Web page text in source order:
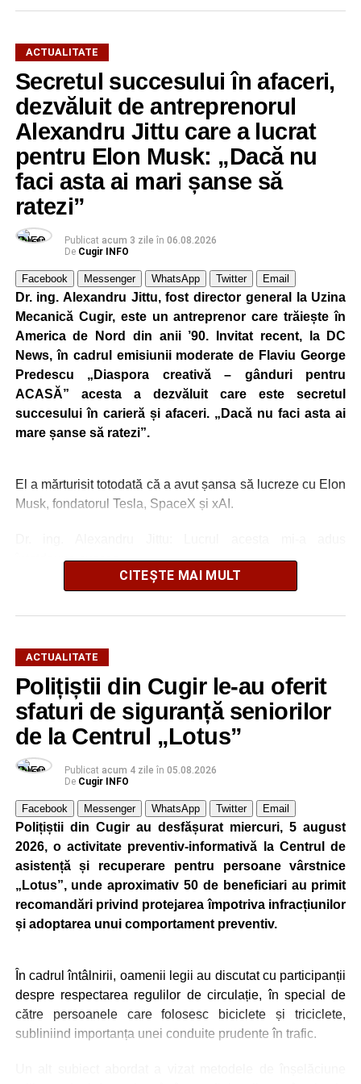
ACTUALITATE
Secretul succesului în afaceri,
dezvăluit de antreprenorul
Alexandru Jittu care a lucrat
pentru Elon Musk: „Dacă nu
faci asta ai mari șanse să
ratezi”
Publicat acum 3 zile în 06.08.2026
De Cugir INFO
Facebook Messenger WhatsApp Twitter Email
Dr. ing. Alexandru Jittu, fost director general la Uzina
Mecanică Cugir, este un antreprenor care trăiește în
America de Nord din anii ’90. Invitat recent, la DC
News, în cadrul emisiunii moderate de Flaviu George
Predescu „Diaspora creativă – gânduri pentru
ACASĂ” acesta a dezvăluit care este secretul
succesului în carieră și afaceri. „Dacă nu faci asta ai
mare șanse să ratezi”.
El a mărturisit totodată că a avut șansa să lucreze cu Elon
Musk, fondatorul Tesla, SpaceX și xAI.
întotdeuna succes
„Nu am lucrat niciodată pentru guverne. În România am
lucrat la Uzina Mecanică Cugir care era întreprindere de
și aici bugetele sunt ale firmelor. Foarte mulți dintre
foarte mult pentru că eu nu am început niciodată un
proiect, o comandă, din ziua în care mi s-a dat, ci am
început planificarea livrării din ziua în care trebuia să
încep producția. Lucrul acesta mi-a dat întotdeuna succes.
Dacă nu te implici 150% într-un proiect, ai mare șanse să
Elon Musk mi-a strâns mâna de trei ori
„Am avut șansă să lucrez pentru Elon Musk. Mi-a strâns
mâna de trei ori. Am fost director de proiect la prima lui
fabrică de autoturisme din Fremont. Nu comentez prea
multe la adresa domniei sale fiindcă a intrat în politcă (
echipa președintelui Donald Trump) și a făcut o mare
NEWS.
O parte dintre realizările dr. ing. Alexandru Jittu
CITEȘTE MAI MULT
ACTUALITATE
Polițiștii din Cugir le-au oferit
sfaturi de siguranță seniorilor
de la Centrul „Lotus”
Publicat acum 4 zile în 05.08.2026
De Cugir INFO
Facebook Messenger WhatsApp Twitter Email
Polițiștii din Cugir au desfășurat miercuri, 5 august
2026, o activitate preventiv-informativă la Centrul de
asistență și recuperare pentru persoane vârstnice
„Lotus”, unde aproximativ 50 de beneficiari au primit
recomandări privind protejarea împotriva infracțiunilor
și adoptarea unui comportament preventiv.
În cadrul întâlnirii, oamenii legii au discutat cu participanții
despre respectarea regulilor de circulație, în special de
către persoanele care folosesc biciclete și triciclete,
subliniind importanța unei conduite prudente în trafic.